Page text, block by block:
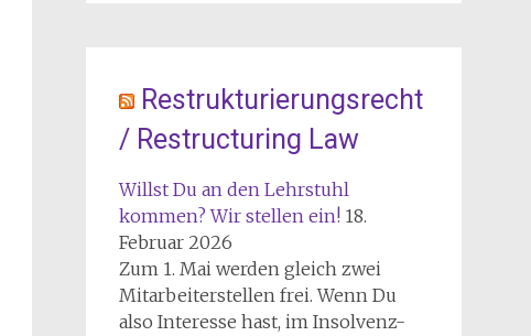
Restrukturierungsrecht
/ Restructuring Law
Willst Du an den Lehrstuhl
kommen? Wir stellen ein! 18.
Februar 2026
Zum 1. Mai werden gleich zwei
Mitarbeiterstellen frei. Wenn Du
also Interesse hast, im Insolvenz-